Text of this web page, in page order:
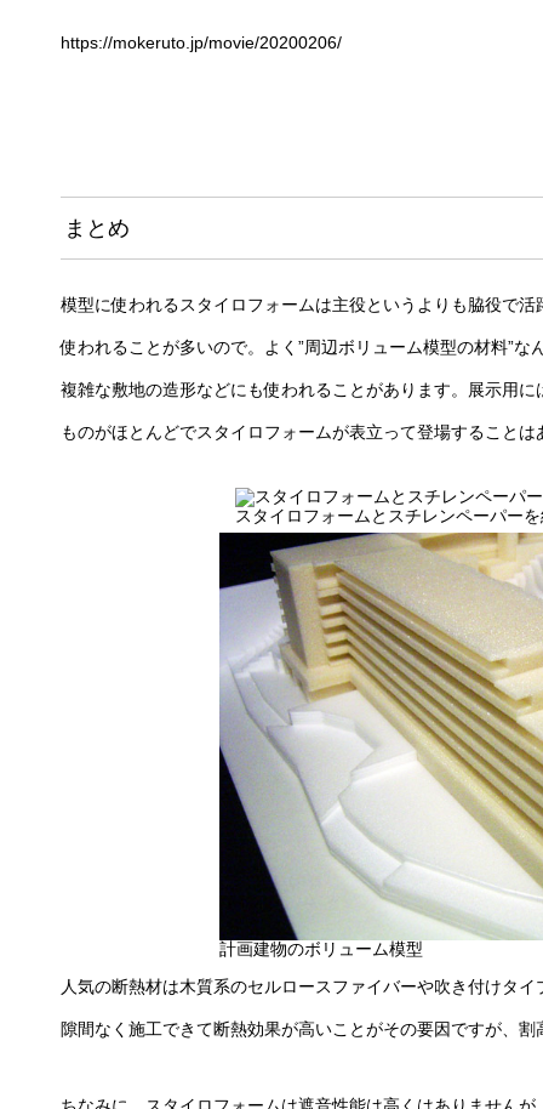
https://mokeruto.jp/movie/20200206/
まとめ
模型に使われるスタイロフォームは主役というよりも脇役で
使われることが多いので。よく”周辺ボリューム模型の材料”
複雑な敷地の造形などにも使われることがあります。展示用
ものがほとんどでスタイロフォームが表立って登場すること
スタイロフォームとスチレンペーパー
計画建物のボリューム模型
人気の断熱材は木質系のセルロースファイバーや吹き付けタ
隙間なく施工できて断熱効果が高いことがその要因ですが、
ちなみに、スタイロフォームは遮音性能は高くはありません